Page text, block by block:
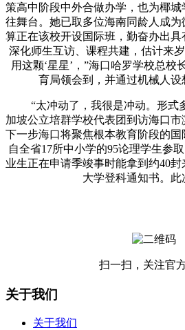
策高中阶段中外合做办学，也为椰
往舞台。她已取多位海南同龄人成
算正在该校开设国际班，勤奋办出具
深化师生互访、课程共建，估计来
用这颗‘星星’，”海口哈罗学校总校
育局领会到，并通过机械人设
“太冲动了，我很是冲动。形式
加坡公立培群学校代表团到访海口市
下一步海口将聚焦根本教育阶段的
自全省17所中小学的95论理学生参
业生正在申请季竣事时能拿到约40
大学登科通知书。此
扫一扫，关注官
关于我们
关于我们